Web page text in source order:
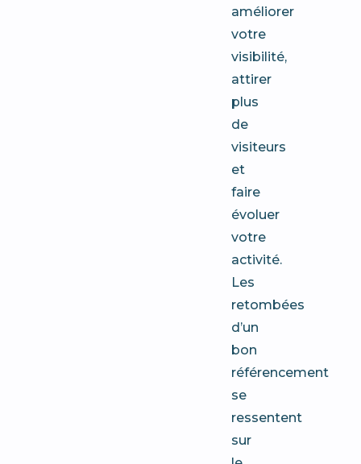
améliorer
votre
visibilité,
attirer
plus
de
visiteurs
et
faire
évoluer
votre
activité.
Les
retombées
d’un
bon
référencement
se
ressentent
sur